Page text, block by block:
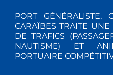
PORT GÉNÉRALISTE,
CARAÏBES TRAITE UNE
DE TRAFICS
NAUTISME) ET
PORTUAIRE